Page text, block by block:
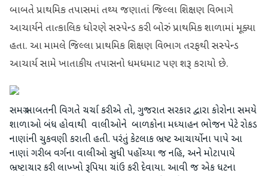
બાબતે પ્રાથમિક તપાસમાં તથ્ય જણાતાં જિલ્લા શિક્ષણ વિભાગે
આચાર્યને તાત્કાલિક ધોરણે સસ્પેન્ડ કરી બોરું પ્રાથમિક શાળામાં મૂક્યા
હતા. આ મામલે જિલ્લા પ્રાથમિક શિક્ષણ વિભાગ તરફથી સસ્પેન્ડ
આચાર્ય સામે ખાતાકીય તપાસનો ધમધમાટ પણ શરૂ કરાયો છે.
સમગ્ર બાબતની વિગતે ચર્ચા કરીએ તો, ગુજરાત સરકાર દ્વારા કોરોના સમયે
શાળાઓ બંધ હોવાથી વાલીઓને બાળકોના મધ્યાહન ભોજન પેટે રોકડ
નાણાંની ચુકવણી કરાતી હતી. પરંતું કેટલાક ભ્રષ્ટ આચાર્યોના પાપે આ
નાણાં ગરીબ વર્ગના વાલીઓ સુધી પહોંચ્યા જ નહિ, અને મોટાપાયે
ભ્રષ્ટાચાર કરી લાખ્ખો રૂપિયા ચાંઉ કરી દેવાયા. આવી જ એક ધટના